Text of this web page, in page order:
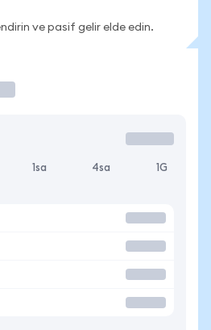
ve pasif gelir elde edin.
1sa 4sa 1G